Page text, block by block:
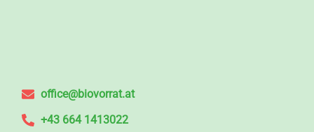
office@biovorrat.at
+43 664 1413022